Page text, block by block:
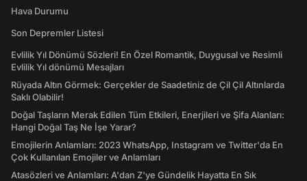
Hava Durumu
Son Depremler Listesi
Evlilik Yıl Dönümü Sözleri! En Özel Romantik, Duygusal ve Resimli
Evlilik Yıl dönümü Mesajları
Rüyada Altın Görmek: Gerçekler de Saadetiniz de Çil Çil Altınlarda
Saklı Olabilir!
Doğal Taşların Merak Edilen Tüm Etkileri, Enerjileri ve Şifa Alanları:
Hangi Doğal Taş Ne İşe Yarar?
Emojilerin Anlamları: 2023 WhatsApp, Instagram ve Twitter'da En
Çok Kullanılan Emojiler ve Anlamları
Atasözleri ve Anlamları: A'dan Z'ye Gündelik Hayatta En Sık